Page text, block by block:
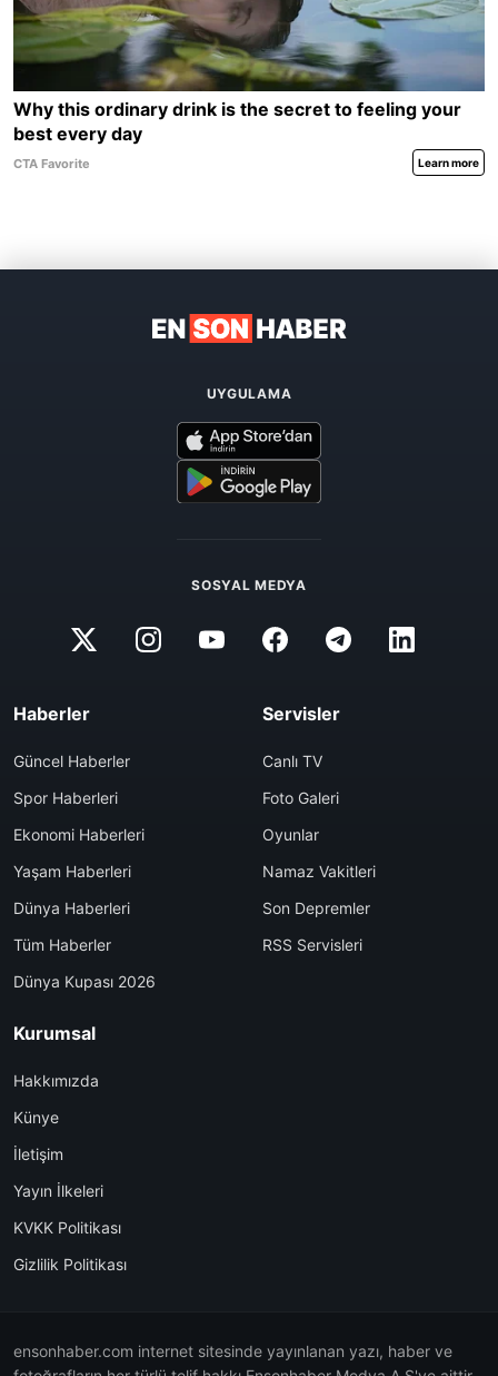
UYGULAMA
SOSYAL MEDYA
Haberler
Güncel Haberler
Spor Haberleri
Ekonomi Haberleri
Yaşam Haberleri
Dünya Haberleri
Tüm Haberler
Dünya Kupası 2026
Servisler
Canlı TV
Foto Galeri
Oyunlar
Namaz Vakitleri
Son Depremler
RSS Servisleri
Kurumsal
Hakkımızda
Künye
İletişim
Yayın İlkeleri
KVKK Politikası
Gizlilik Politikası
ensonhaber.com internet sitesinde yayınlanan yazı, haber ve